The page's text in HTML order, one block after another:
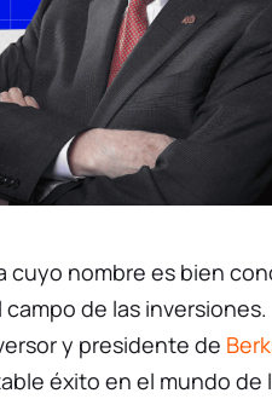
cuyo nombre es bien
de las inversiones.
y presidente de
éxito en el mundo de